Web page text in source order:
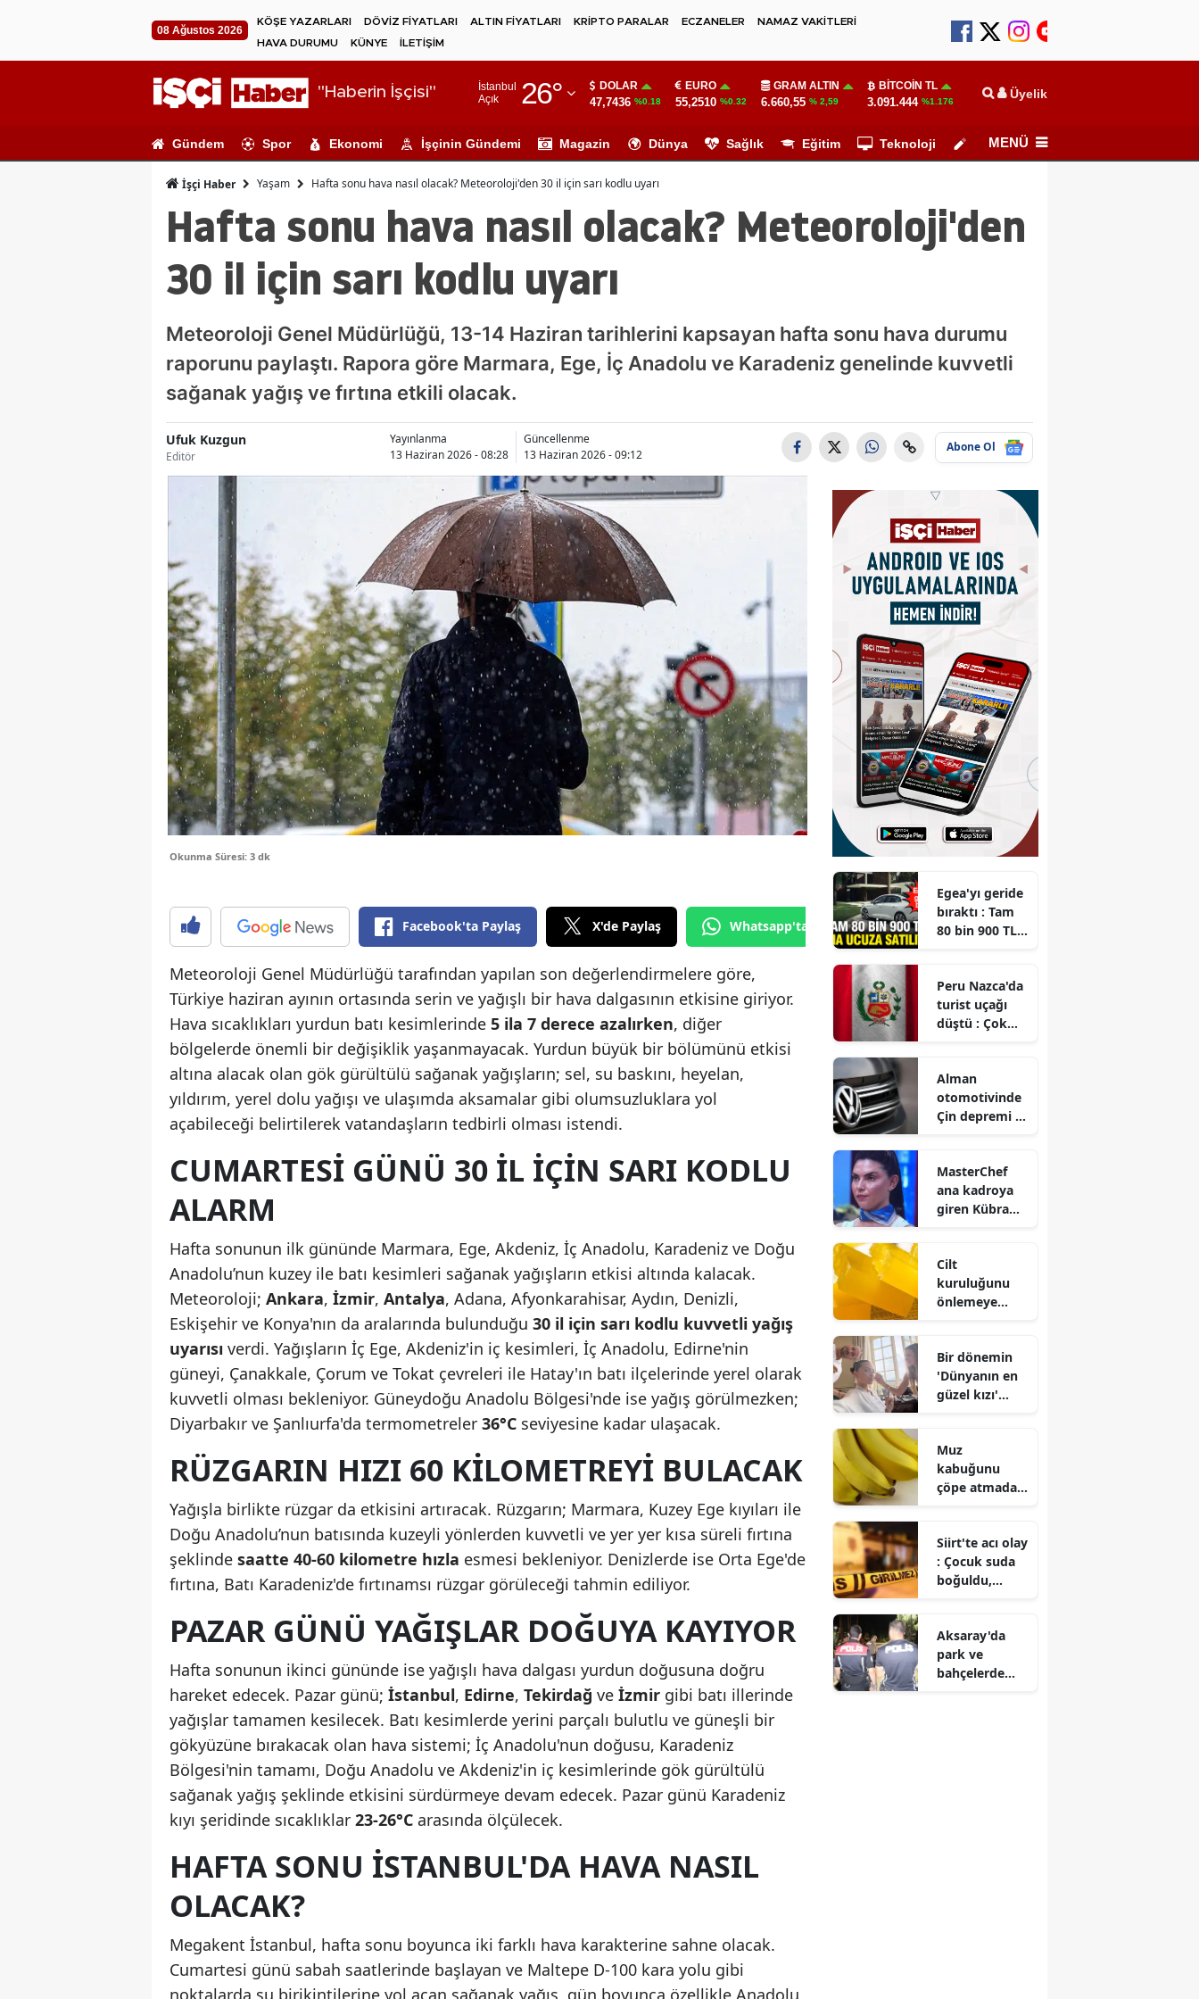
08 Ağustos 2026
KÖŞE YAZARLARI DÖVİZ FİYATLARI ALTIN FİYATLARI KRİPTO PARALAR ECZANELER
NAMAZ VAKİTLERİ
HAVA DURUMU
KÜNYE İLETİŞİM
"Haberin İşçisi"
İstanbul
Açık
26°
Adıyaman
Ağrı
Ankara
Antalya
Aydın
Balıkesir
Bilecik
Bingöl
Bitlis
Bolu
Burdur
Bursa
Çanakkale
Çankırı
Çorum
Denizli
Diyarbakır
Edirne
Erzurum
Eskişehir
Gaziantep
Giresun
Gümüşhane
Hakkari
Hatay
Isparta
İstanbul
İzmir
Kars
Kastamonu
Kayseri
Kırşehir
Kocaeli
Konya
Kütahya
Malatya
Manisa
Kahramanmaraş
Mardin
Muğla
Muş
Niğde
Rize
Sakarya
DOLAR
47,7436 %0.18
EURO
55,2510 %0.32
GRAM ALTIN
6.660,55 % 2,59
BITCOIN TL
3.091.444 %1.176 Üyelik
Gündem Spor Ekonomi İşçinin Gündemi Magazin Dünya Sağlık Eğitim Teknoloji Köşe Yazarları
MENÜ
İşçi Haber Yaşam Hafta sonu hava nasıl olacak? Meteoroloji'den 30 il için sarı kodlu uyarı
Hafta sonu hava nasıl olacak? Meteoroloji'den
30 il için sarı kodlu uyarı
Meteoroloji Genel Müdürlüğü, 13-14 Haziran tarihlerini kapsayan hafta sonu hava durumu
raporunu paylaştı. Rapora göre Marmara, Ege, İç Anadolu ve Karadeniz genelinde kuvvetli
sağanak yağış ve fırtına etkili olacak.
Ufuk Kuzgun
Editör
Yayınlanma
13 Haziran 2026 - 08:28
Güncellenme
13 Haziran 2026 - 09:12
Abone Ol
Okunma Süresi: 3 dk
Facebook'ta Paylaş X'de Paylaş Whatsapp'tan Gönder
Meteoroloji Genel Müdürlüğü tarafından yapılan son değerlendirmelere göre,
Türkiye haziran ayının ortasında serin ve yağışlı bir hava dalgasının etkisine giriyor.
Hava sıcaklıkları yurdun batı kesimlerinde 5 ila 7 derece azalırken, diğer
bölgelerde önemli bir değişiklik yaşanmayacak. Yurdun büyük bir bölümünü etkisi
altına alacak olan gök gürültülü sağanak yağışların; sel, su baskını, heyelan,
yıldırım, yerel dolu yağışı ve ulaşımda aksamalar gibi olumsuzluklara yol
açabileceği belirtilerek vatandaşların tedbirli olması istendi.
CUMARTESI GÜNÜ 30 IL IÇIN SARI KODLU
ALARM
Hafta sonunun ilk gününde Marmara, Ege, Akdeniz, İç Anadolu, Karadeniz ve Doğu
Anadolu’nun kuzey ile batı kesimleri sağanak yağışların etkisi altında kalacak.
Meteoroloji; Ankara, İzmir, Antalya, Adana, Afyonkarahisar, Aydın, Denizli,
Eskişehir ve Konya'nın da aralarında bulunduğu 30 il için sarı kodlu kuvvetli yağış
uyarısı verdi. Yağışların İç Ege, Akdeniz'in iç kesimleri, İç Anadolu, Edirne'nin
güneyi, Çanakkale, Çorum ve Tokat çevreleri ile Hatay'ın batı ilçelerinde yerel olarak
kuvvetli olması bekleniyor. Güneydoğu Anadolu Bölgesi'nde ise yağış görülmezken;
Diyarbakır ve Şanlıurfa'da termometreler 36°C seviyesine kadar ulaşacak.
RÜZGARIN HIZI 60 KILOMETREYI BULACAK
Yağışla birlikte rüzgar da etkisini artıracak. Rüzgarın; Marmara, Kuzey Ege kıyıları ile
Doğu Anadolu’nun batısında kuzeyli yönlerden kuvvetli ve yer yer kısa süreli fırtına
şeklinde saatte 40-60 kilometre hızla esmesi bekleniyor. Denizlerde ise Orta Ege'de
fırtına, Batı Karadeniz'de fırtınamsı rüzgar görüleceği tahmin ediliyor.
PAZAR GÜNÜ YAĞIŞLAR DOĞUYA KAYIYOR
Hafta sonunun ikinci gününde ise yağışlı hava dalgası yurdun doğusuna doğru
hareket edecek. Pazar günü; İstanbul, Edirne, Tekirdağ ve İzmir gibi batı illerinde
yağışlar tamamen kesilecek. Batı kesimlerde yerini parçalı bulutlu ve güneşli bir
gökyüzüne bırakacak olan hava sistemi; İç Anadolu'nun doğusu, Karadeniz
Bölgesi'nin tamamı, Doğu Anadolu ve Akdeniz'in iç kesimlerinde gök gürültülü
sağanak yağış şeklinde etkisini sürdürmeye devam edecek. Pazar günü Karadeniz
kıyı şeridinde sıcaklıklar 23-26°C arasında ölçülecek.
HAFTA SONU İSTANBUL'DA HAVA NASIL
OLACAK?
Megakent İstanbul, hafta sonu boyunca iki farklı hava karakterine sahne olacak.
Cumartesi günü sabah saatlerinde başlayan ve Maltepe D-100 kara yolu gibi
noktalarda su birikintilerine yol açan sağanak yağış, gün boyunca özellikle Anadolu
Egea'yı geride
bıraktı : Tam
80 bin 900 TL
Peru Nazca'da
turist uçağı
düştü : Çok
kaybetti
Alman
otomotivinde
Çin depremi :
tarihi küçülme
ve işten
çıkarma
MasterChef
ana kadroya
giren Kübra
mi?
Cilt
kuruluğunu
önlemeye
Doğru ürün
seçimi büyük
fark yaratıyor
Bir dönemin
'Dünyanın en
güzel kızı'
oldu
Muz
kabuğunu
çöpe atmadan
: İşte
değerlendirebi
leceğiniz 6
Siirt'te acı olay
: Çocuk suda
boğuldu,
kapıldı
Aksaray'da
park ve
bahçelerde